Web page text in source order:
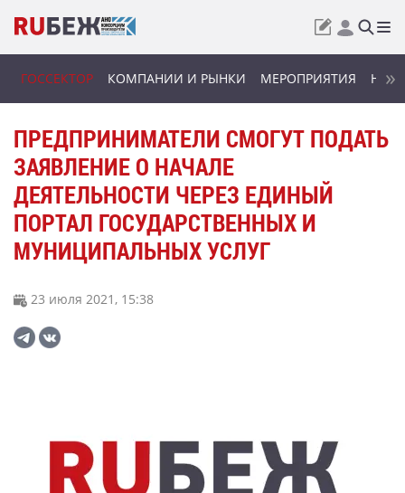
ГОССЕКТОР КОМПАНИИ И РЫНКИ МЕРОПРИЯТИЯ
ПРЕДПРИНИМАТЕЛИ СМОГУТ ПОДАТЬ
ЗАЯВЛЕНИЕ О НАЧАЛЕ
ДЕЯТЕЛЬНОСТИ ЧЕРЕЗ ЕДИНЫЙ
ПОРТАЛ ГОСУДАРСТВЕННЫХ И
МУНИЦИПАЛЬНЫХ УСЛУГ
23 июля 2021, 15:38